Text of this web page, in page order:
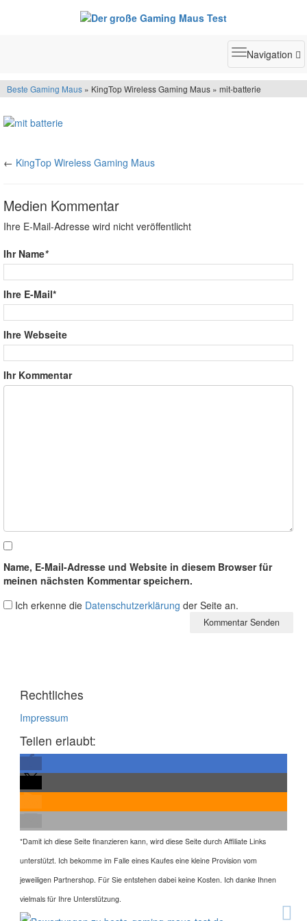
Toggle
Navigation
Beste Gaming Maus » KingTop Wireless Gaming Maus » mit-batterie
← KingTop Wireless Gaming Maus
Medien Kommentar
Ihre E-Mail-Adresse wird nicht veröffentlicht
Ihr Name*
Ihre E-Mail*
Ihre Webseite
Ihr Kommentar
Name, E-Mail-Adresse und Website in diesem Browser für
meinen nächsten Kommentar speichern.
Ich erkenne die Datenschutzerklärung der Seite an.
Rechtliches
Impressum
Teilen erlaubt:
*Damit ich diese Seite finanzieren kann, wird diese Seite durch Affiliate Links
unterstützt. Ich bekomme im Falle eines Kaufes eine kleine Provision vom
jeweiligen Partnershop. Für Sie entstehen dabei keine Kosten. Ich danke Ihnen
vielmals für Ihre Unterstützung.